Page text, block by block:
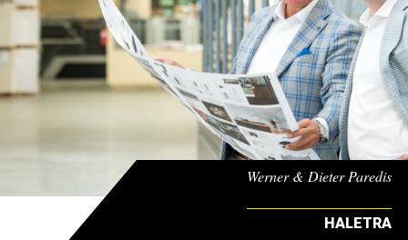
Werner & Dieter Paredis
HALETRA